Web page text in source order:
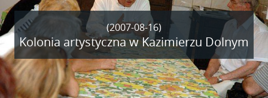
(2007-08-16)
Kolonia artystyczna w Kazimierzu Dolnym